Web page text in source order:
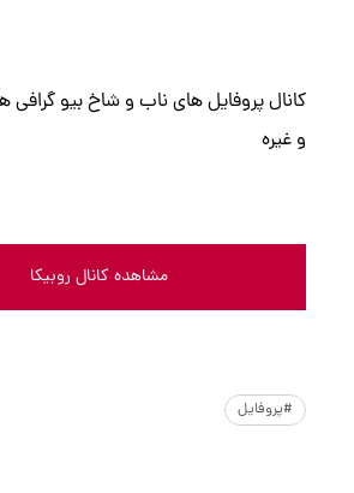
کانال پروفایل های ناب و شاخ بیو
و غیره
مشاهده کانال روبیکا
#پروفایل